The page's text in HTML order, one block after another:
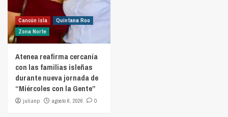
Cancún isla
Quintana Roo
Zona Norte
Atenea reafirma cercanía
con las familias isleñas
durante nueva jornada de
“Miércoles con la Gente”
julianp agosto 6, 2026 0